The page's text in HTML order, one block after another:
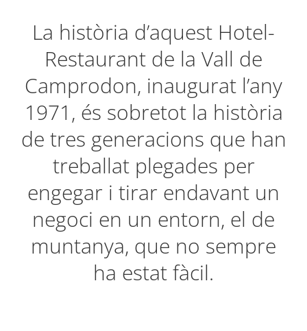
La història d’aquest Hotel-
Restaurant de la Vall de
Camprodon, inaugurat l’any
1971, és sobretot la història
de tres generacions que han
treballat plegades per
engegar i tirar endavant un
negoci en un entorn, el de
muntanya, que no sempre
ha estat fàcil.